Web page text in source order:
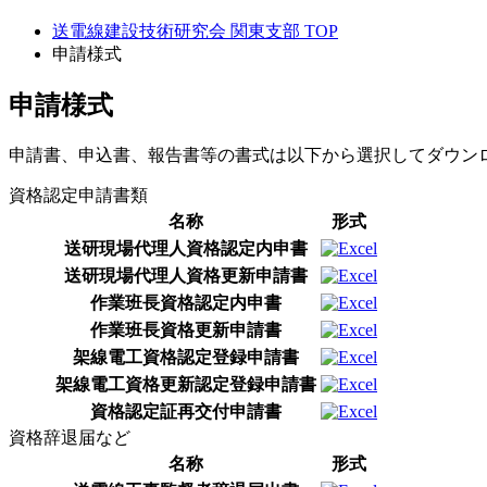
送電線建設技術研究会 関東支部 TOP
申請様式
申請様式
申請書、申込書、報告書等の書式は以下から選択してダウン
資格認定申請書類
名称
形式
送研現場代理人資格認定内申書
送研現場代理人資格更新申請書
作業班長資格認定内申書
作業班長資格更新申請書
架線電工資格認定登録申請書
架線電工資格更新認定登録申請書
資格認定証再交付申請書
資格辞退届など
名称
形式